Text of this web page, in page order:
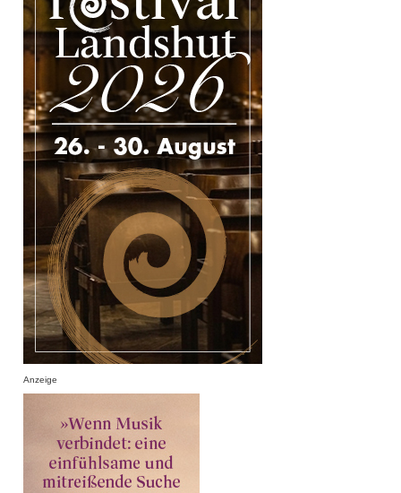
Anzeige